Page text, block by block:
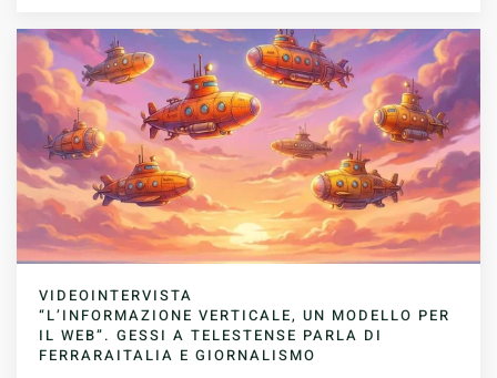
VIDEOINTERVISTA
“L’INFORMAZIONE VERTICALE, UN MODELLO PER
IL WEB”. GESSI A TELESTENSE PARLA DI
FERRARAITALIA E GIORNALISMO